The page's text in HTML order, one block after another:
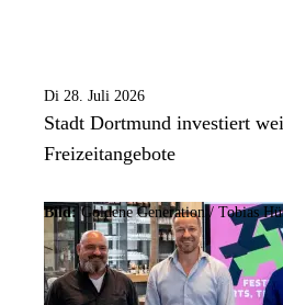
Di 28. Juli 2026
Stadt Dortmund investiert
Freizeitangebote
Bild: Goldene Generation / Tobias